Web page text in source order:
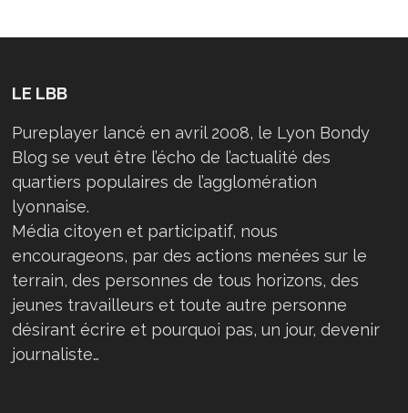
LE LBB
Pureplayer lancé en avril 2008, le Lyon Bondy
Blog se veut être l’écho de l’actualité des
quartiers populaires de l’agglomération
lyonnaise.
Média citoyen et participatif, nous
encourageons, par des actions menées sur le
terrain, des personnes de tous horizons, des
jeunes travailleurs et toute autre personne
désirant écrire et pourquoi pas, un jour, devenir
journaliste…